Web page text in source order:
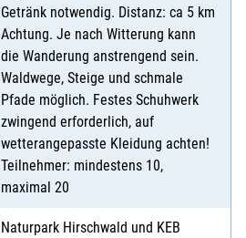
Getränk notwendig. Distanz: ca 5 km
Achtung. Je nach Witterung kann
die Wanderung anstrengend sein.
Waldwege, Steige und schmale
Pfade möglich. Festes Schuhwerk
zwingend erforderlich, auf
wetterangepasste Kleidung achten!
Teilnehmer: mindestens 10,
maximal 20
Naturpark Hirschwald und KEB